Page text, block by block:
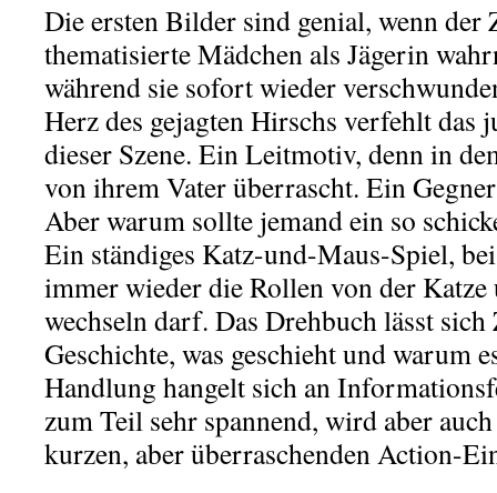
Die ersten Bilder sind genial, wenn der
thematisierte Mädchen als Jägerin
während sie sofort wieder
Herz des gejagten Hirschs verfehlt das
dieser Szene. Ein Leitmotiv, denn in
von ihrem Vater überrascht. Ein
Aber warum sollte jemand ein so
Ein ständiges Katz-und-Maus-Spiel,
immer wieder die Rollen von der Katze
wechseln darf. Das Drehbuch lässt
Geschichte, was geschieht und warum
Handlung hangelt sich an
zum Teil sehr spannend, wird aber
kurzen, aber überraschenden Action-